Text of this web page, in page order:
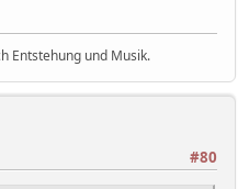
Entstehung und Musik.
#80